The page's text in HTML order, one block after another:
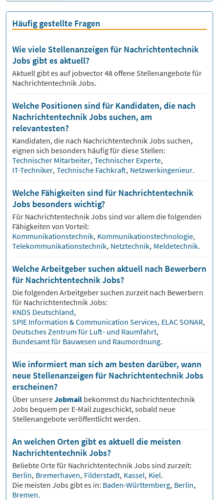
Häufig gestellte Fragen
Wie viele Stellenanzeigen für Nachrichtentechnik
Jobs gibt es aktuell?
Aktuell gibt es auf jobvector48offene Stellenangebote für
Nachrichtentechnik Jobs.
Welche Positionen sind für Kandidaten, die nach
Nachrichtentechnik Jobs suchen, am
relevantesten?
Kandidaten, die nach NachrichtentechnikJobs suchen,
eignen sich besonders häufig für diese Stellen:
Technischer Mitarbeiter, Technischer Experte,
IT-Techniker, Technische Fachkraft, Netzwerkingenieur.
Welche Fähigkeiten sind für Nachrichtentechnik
Jobs besonders wichtig?
Für NachrichtentechnikJobs sind vor allem die folgenden
Fähigkeiten von Vorteil:
Kommunikationstechnik, Kommunikationstechnologie,
Telekommunikationstechnik, Netztechnik, Meldetechnik.
Welche Arbeitgeber suchen aktuell nach Bewerbern
für Nachrichtentechnik Jobs?
Die folgenden Arbeitgeber suchen zurzeit nach Bewerbern
für NachrichtentechnikJobs:
KNDS Deutschland,
SPIE Information & Communication Services, ELAC SONAR,
Deutsches Zentrum für Luft- und Raumfahrt,
Bundesamt für Bauwesen und Raumordnung.
Wie informiert man sich am besten darüber, wann
neue Stellenanzeigen für Nachrichtentechnik Jobs
erscheinen?
Über unsereJobmail bekommst du Nachrichtentechnik
Jobs bequem per E-Mail zugeschickt, sobald neue
Stellenangebote veröffentlicht werden.
An welchen Orten gibt es aktuell die meisten
Nachrichtentechnik Jobs?
Beliebte Orte für NachrichtentechnikJobs sind zurzeit:
Berlin, Bremerhaven, Filderstadt, Kassel, Kiel.
Die meisten Jobs gibt es in: Baden-Württemberg, Berlin,
Bremen.